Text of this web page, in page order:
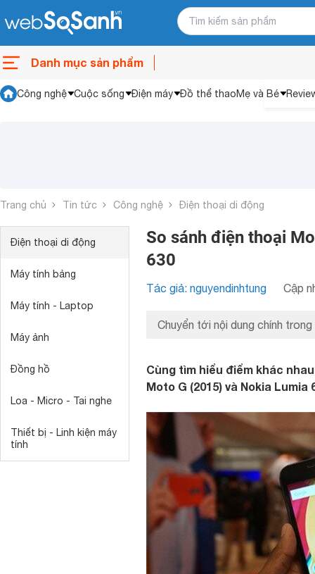
Danh mục sản phẩm
Công nghệ Cuộc sống Điện máy Đồ thể thaoMẹ và Bé
Trang chủ Tin tức Công nghệ Điện thoại di động
Điện thoại di động
Máy tính bảng
Máy tính - Laptop
Máy ảnh
Đồng hồ
Loa - Micro - Tai nghe
Thiết bị - Linh kiện máy
tính
So sánh điện thoại
630
Tác giả: nguyendinhtung Cập
Chuyển tới nội dung chính trong
Cùng tìm hiểu điểm khác
Moto G (2015) và Nokia